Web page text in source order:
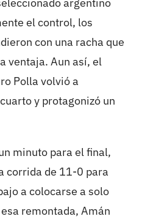
el control, los
con una racha que
ventaja. Aun así, el
Polla volvió a
y protagonizó un
minuto para el final,
corrida de 11-0 para
a colocarse a solo
remontada, Amán